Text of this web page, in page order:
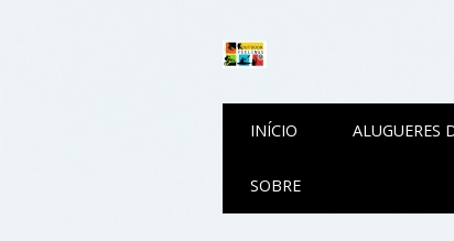
Main menu
INÍCIO ALUGUERES
SOBRE